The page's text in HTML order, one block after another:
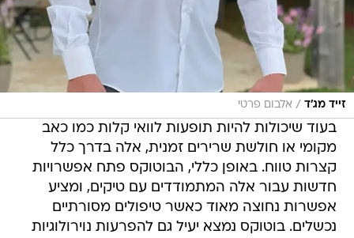
זייד מג'ד / אלבום פרטי
בעוד שיכולות להיות תופעות לוואי קלות כמו כאב
מקומי או חולשת שרירים זמנית, אלה בדרך כלל
קצרות טווח. באופן כללי, הבוטוקס פתח אפשרויות
חדשות עבור אלה המתמודדים עם טיקים, ומציע
אפשרות נחוצה מאוד כאשר טיפולים מסורתיים
נכשלים. בוטוקס נמצא יעיל גם להפרעות נוירולוגיות